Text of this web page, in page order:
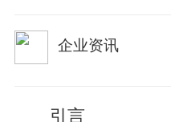
企业资讯
引言